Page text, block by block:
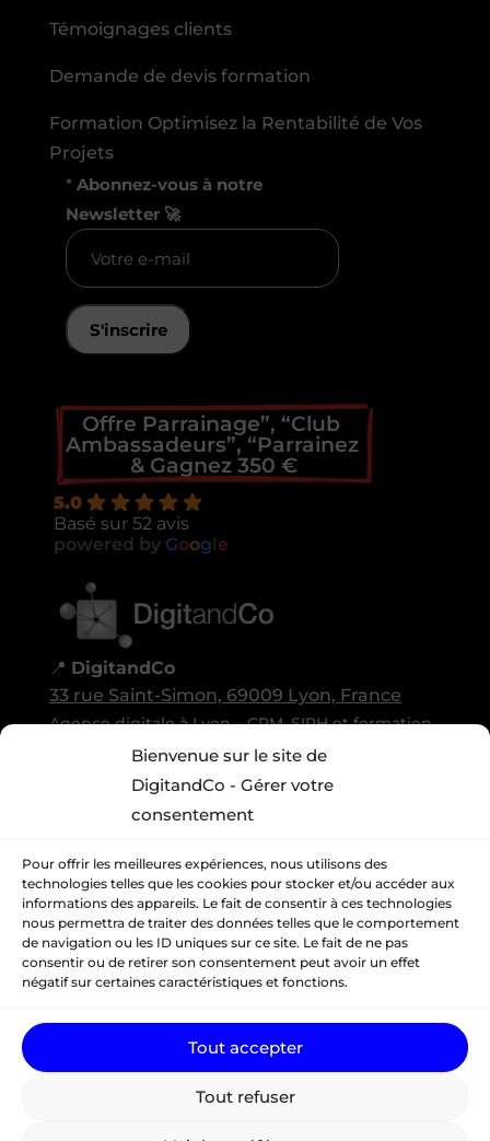
Bienvenue sur le site de
DigitandCo - Gérer votre
consentement
Pour offrir les meilleures expériences, nous utilisons des
technologies telles que les cookies pour stocker et/ou accéder aux
informations des appareils. Le fait de consentir à ces technologies
nous permettra de traiter des données telles que le comportement
de navigation ou les ID uniques sur ce site. Le fait de ne pas
consentir ou de retirer son consentement peut avoir un effet
négatif sur certaines caractéristiques et fonctions.
Tout accepter
Tout refuser
Témoignages clients
Demande de devis formation
Formation Optimisez la Rentabilité de Vos
Projets
* Abonnez-vous à notre
Newsletter 🚀
S'inscrire
Offre Parrainage”, “Club
Ambassadeurs”, “Parrainez
& Gagnez 350 €
5.0
Basé sur 52 avis
powered by Goog e
📍 DigitandCo
33 rue Saint-Simon, 69009 Lyon, France
Agence digitale à Lyon – CRM, SIRH et formation
LinkedIn Facebook Instagram
YouTube
@2025 DigitandCo – Tous droits réservés
Mentions légales
Conditions générales de ventes
Politique de confidentialité
Règlement intérieur